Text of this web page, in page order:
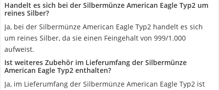
Handelt es sich bei der Silbermünze American Eagle Typ2 um
reines Silber?
Ja, bei der Silbermünze American Eagle Typ2 handelt es sich
um reines Silber, da sie einen Feingehalt von 999/1.000
aufweist.
Ist weiteres Zubehör im Lieferumfang der Silbermünze
American Eagle Typ2 enthalten?
Ja, im Lieferumfang der Silbermünze American Eagle Typ2 ist